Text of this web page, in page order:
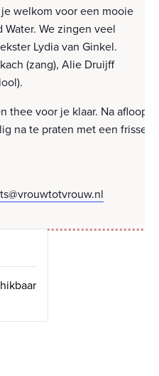
welkom voor een mooie
We zingen veel
Lydia van Ginkel.
(zang), Alie Druijff
thee voor je klaar. Na afloop
na te praten met een frisse